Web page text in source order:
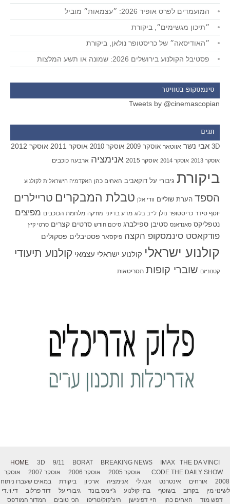
המועמדים לפרס אופיר 2026: ״עצמאות״ מוביל
״תיכון מגשימים״, ביקורת
״האודיסאה״ של כריסטופר נולאן, ביקורת
פסטיבל הקולנוע בירושלים 2026: שמונה או תשע המלצות
סינמסקופ בטוויטר
Tweets by @cinemascopian
תגים
3D אבי נשר אווטאר אוסקר 2009 אוסקר 2010 אוסקר 2011 אוסקר 2012
אוסקר 2013 אוסקר 2014 אוסקר 2015 אנימציה ארבעה כוכבים
ביקורת גיבורי על דוקאביב האחים כהן האקדמיה הישראלית לקולנוע
הספד הערת שוליים וודי אלן טבלת המבקרים טריילרים
יוסף סידר כריסטופר נולן לייב בלוג מדע בדיוני מוזיקה מלחמת הכוכבים מפיצים
נטפליקס סאנדאנס סטיבן ספילברג סיכום חודש סרטים קצרים סרטי קיץ
פודקאסט סינמסקופ הקצה פיקסאר פסטיבלים פסקולים
קולנוע ישראלי קולנוע ישראלי עצמאי קולנוע תיעודי
קטנוניזם שוברי קופות תסריטאות
HOME 3D 9/11 BORAT BREAKING NEWS IMAX
THE DA VINCI
CODE THE DAILY SHOW אוסקר 2005 אוסקר 2006 אוסקר 2007
אוסקר
2008
אורחים אינטרנט אנג לי אנימציה ארכיון ביקורת
במאים שעברו ניתוח
לשינוי מין
בקרוב בשוטף בתי קולנוע ג'יימס בונד גיבורי על דוד פרלוב
די.וי.די
דפש מוד
האחים כהן היי דפינישן היצ'קוק/טריפו הכי טובים המדור המודפס